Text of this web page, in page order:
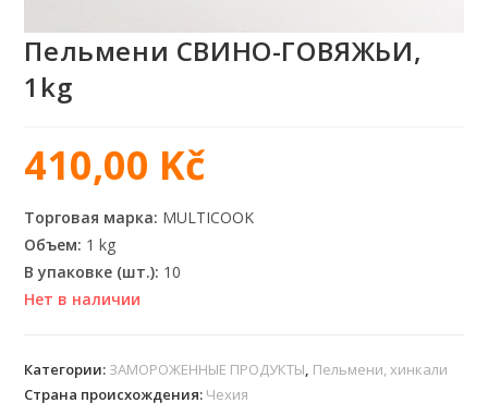
Пельмени СВИНО-ГОВЯЖЬИ,
1kg
410,00 Kč
Торговая марка: MULTICOOK
Объем: 1 kg
В упаковке (шт.): 10
Нет в наличии
Категории: ЗАМОРОЖЕННЫЕ ПРОДУКТЫ, Пельмени, хинкали
Страна происхождения: Чехия